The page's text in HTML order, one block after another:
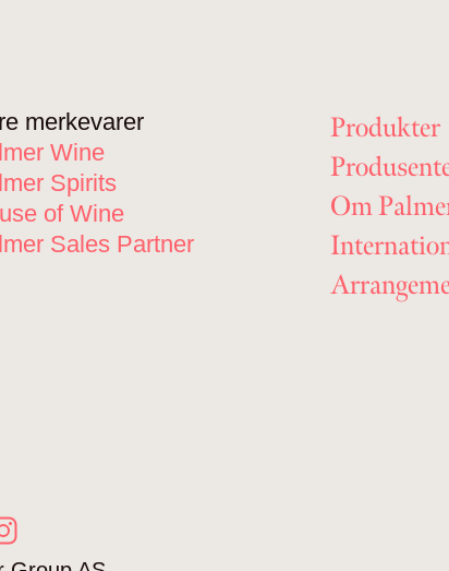
merkevarer
Wine
Spirits
of Wine
Sales Partner
Produkter
Om